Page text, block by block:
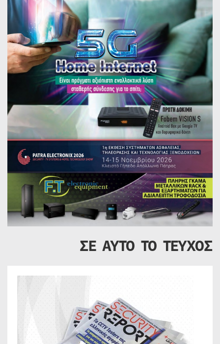
ΣΕ ΑΥΤΟ ΤΟ ΤΕΥΧΟΣ